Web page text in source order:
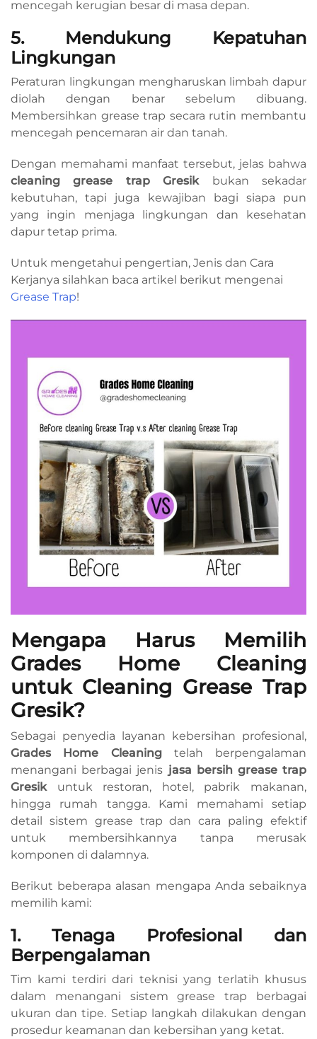
mencegah kerugian besar di masa depan.
5. Mendukung Kepatuhan
Lingkungan
Peraturan lingkungan mengharuskan limbah dapur
diolah dengan benar sebelum dibuang.
Membersihkan grease trap secara rutin membantu
mencegah pencemaran air dan tanah.
Dengan memahami manfaat tersebut, jelas bahwa
cleaning grease trap Gresikbukan sekadar
kebutuhan, tapi juga kewajiban bagi siapa pun
yang ingin menjaga lingkungan dan kesehatan
dapur tetap prima.
Untuk mengetahui pengertian, Jenis dan Cara
Kerjanya silahkan baca artikel berikut mengenai
Grease Trap!
Mengapa Harus Memilih
Grades Home Cleaning
untuk Cleaning Grease Trap
Gresik?
Sebagai penyedia layanan kebersihan profesional,
Grades Home Cleaningtelah berpengalaman
menangani berbagai jenis jasa bersih grease trap
Gresikuntuk restoran, hotel, pabrik makanan,
hingga rumah tangga. Kami memahami setiap
detail sistem grease trap dan cara paling efektif
untuk membersihkannya tanpa merusak
komponen di dalamnya.
Berikut beberapa alasan mengapa Anda sebaiknya
memilih kami:
1. Tenaga Profesional dan
Berpengalaman
Tim kami terdiri dari teknisi yang terlatih khusus
dalam menangani sistem grease trap berbagai
ukuran dan tipe. Setiap langkah dilakukan dengan
prosedur keamanan dan kebersihan yang ketat.